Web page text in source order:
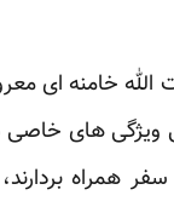
خامنه ای
اهمیت تاریخی
همراه